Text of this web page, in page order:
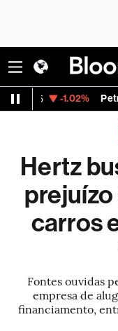
-1.02% Petrobras PN
Hertz
carros
Fontes ouvidas
empresa de
financiamento,